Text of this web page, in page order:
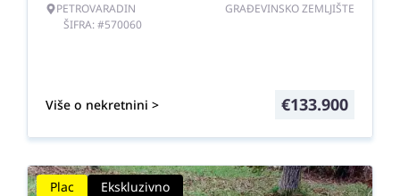
PETROVARADIN
ŠIFRA: #570060
GRAĐEVINSKO ZEMLJIŠTE
Više o nekretnini > €133.900
Plac Ekskluzivno